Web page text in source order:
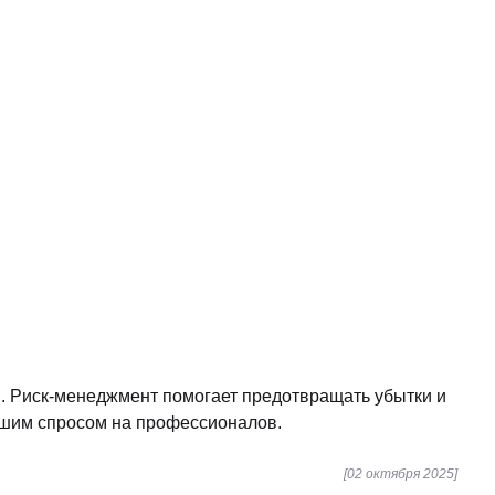
менеджмент помогает предотвращать убытки и
спросом на профессионалов.
[02 октября 2025]